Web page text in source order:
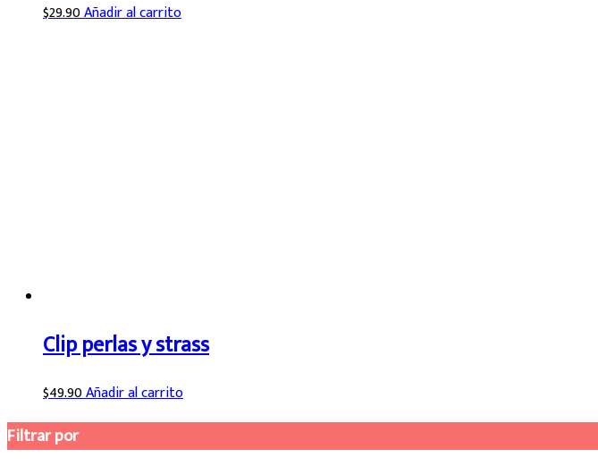
$29.90Añadir al carrito
Clip perlas y strass
$49.90Añadir al carrito
Filtrar por